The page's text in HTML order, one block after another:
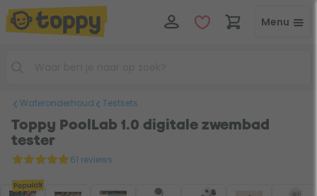
Menu
Wateronderhoud Testsets
Toppy PoolLab 1.0 digitale zwembad
tester
61 reviews
Populair